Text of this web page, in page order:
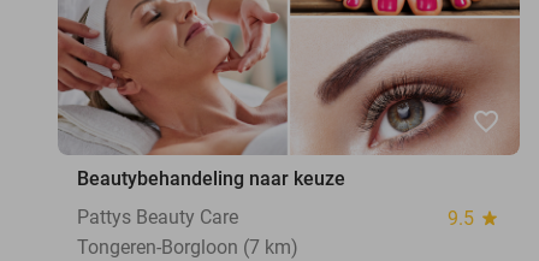
favorite_border
Beautybehandeling naar keuze
Pattys Beauty Care
9.5 star
Tongeren-Borgloon (7 km)